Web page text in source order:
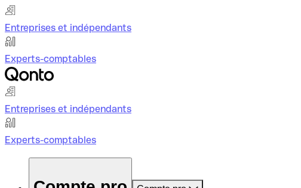
Entreprises et indépendants
Experts-comptables
Entreprises et indépendants
Experts-comptables